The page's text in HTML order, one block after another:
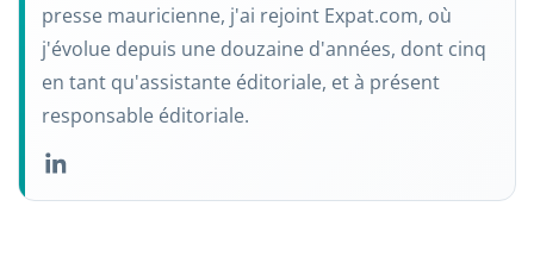
presse mauricienne, j'ai rejoint Expat.com, où
j'évolue depuis une douzaine d'années, dont cinq
en tant qu'assistante éditoriale, et à présent
responsable éditoriale.